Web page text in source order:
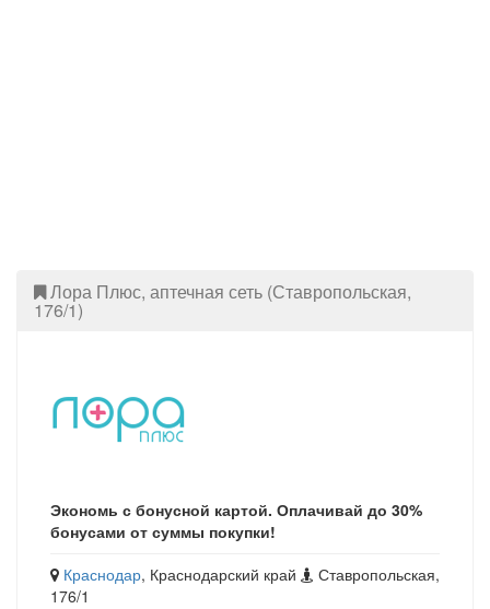
Лора Плюс, аптечная сеть (Ставропольская,
176/1)
Экономь с бонусной картой. Оплачивай до 30%
бонусами от суммы покупки!
Краснодар, Краснодарский край
Ставропольская,
176/1